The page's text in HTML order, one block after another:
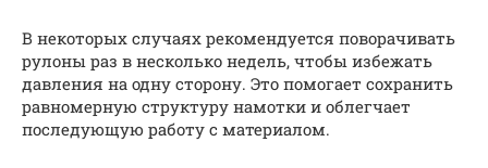
В некоторых случаях рекомендуется поворачивать
рулоны раз в несколько недель, чтобы избежать
давления на одну сторону. Это помогает сохранить
равномерную структуру намотки и облегчает
последующую работу с материалом.